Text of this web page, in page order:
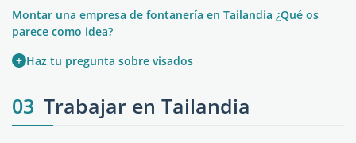
Montar una empresa de fontanería en Tailandia ¿Qué os
parece como idea?
+ Haz tu pregunta sobre visados
03 Trabajar en Tailandia